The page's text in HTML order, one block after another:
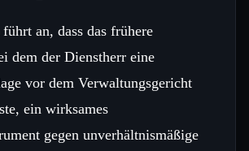
an, dass das frühere
dem der Dienstherr eine
vor dem Verwaltungsgericht
ein wirksames
gegen unverhältnismäßige